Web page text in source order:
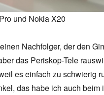
und Nokia X20
Nachfolger, der den
das Periskop-Tele
es einfach zu schwierig
das habe ich auch beim